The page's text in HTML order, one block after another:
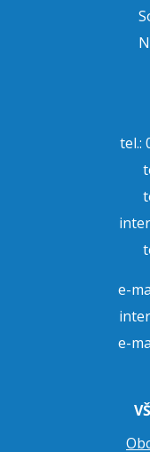
e-
e-